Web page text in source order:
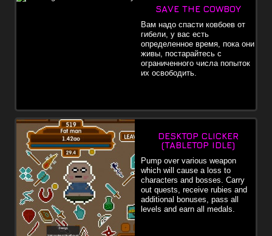
SAVE THE COWBOY
Вам надо спасти ковбоев от
гибели, у вас есть
определенное время, пока они
живы, постарайтесь с
ограниченного числа попыток
их освободить.
DESKTOP CLICKER
(TABLETOP IDLE)
Pump over various weapon
which will cause a loss to
characters and bosses. Carry
out quests, receive rubies and
additional bonuses, pass all
levels and earn all medals.